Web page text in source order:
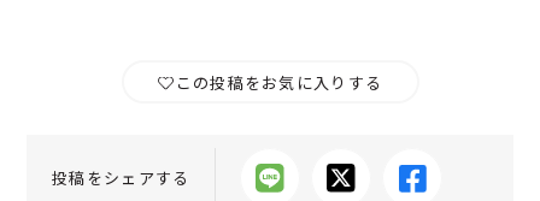
この投稿をお気に入りする
投稿をシェアする